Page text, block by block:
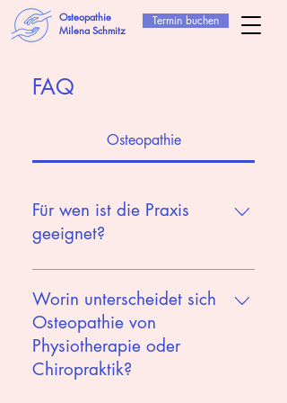
Osteopathie
Milena Schmitz
Termin buchen
FAQ
Osteopathie
Für wen ist die Praxis
geeignet?
Mein Schwerpunkt liegt in der
Osteopathie mit besonderem
Fokus auf Frauengesundheit. In
meiner Praxis in Berlin
Kreuzberg behandle ich Frauen
mit gynäkologischen
Worin unterscheidet sich
Osteopathie von
Physiotherapie oder
Chiropraktik?